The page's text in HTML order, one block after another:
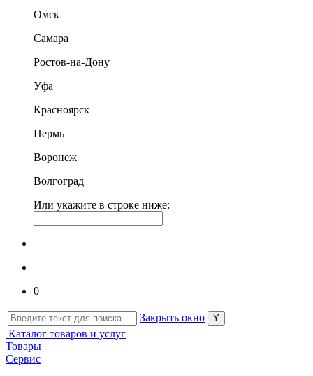
Омск
Самара
Ростов-на-Дону
Уфа
Красноярск
Пермь
Воронеж
Волгоград
Или укажите в строке ниже:
0
Закрыть окно
Каталог товаров и услуг
Товары
Сервис